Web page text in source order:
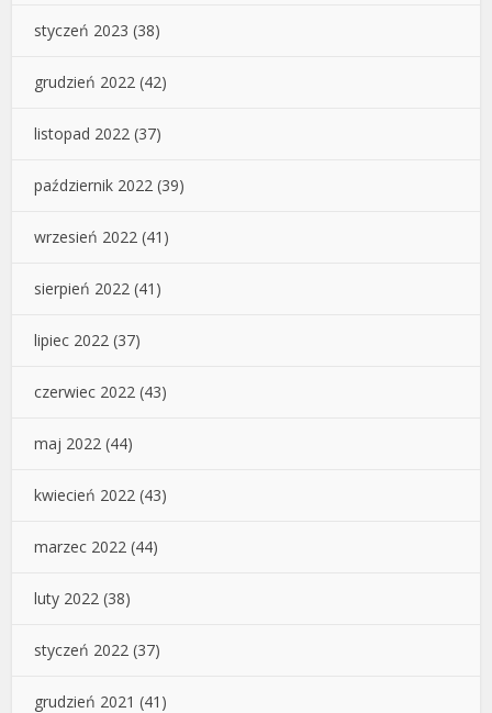
styczeń 2023 (38)
grudzień 2022 (42)
listopad 2022 (37)
październik 2022 (39)
wrzesień 2022 (41)
sierpień 2022 (41)
lipiec 2022 (37)
czerwiec 2022 (43)
maj 2022 (44)
kwiecień 2022 (43)
marzec 2022 (44)
luty 2022 (38)
styczeń 2022 (37)
grudzień 2021 (41)